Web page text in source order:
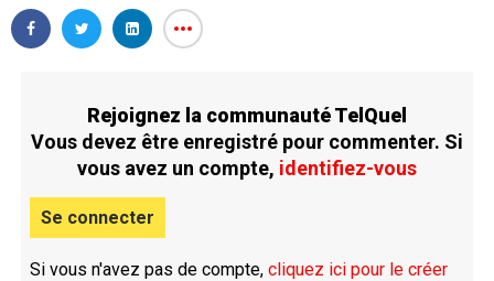
Rejoignez la communauté TelQuel
Vous devez être enregistré pour commenter. Si
vous avez un compte, identifiez-vous
Se connecter
Si vous n'avez pas de compte, cliquez ici pour le créer